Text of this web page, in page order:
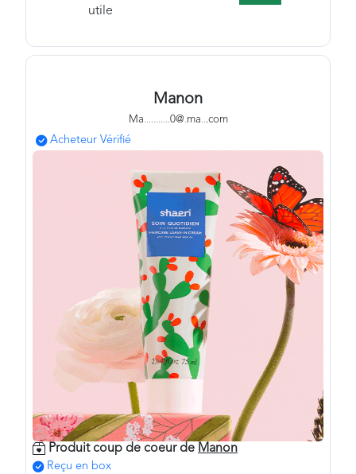
utile
Manon
Ma...........0@.ma...com
Acheteur Vérifié
Produit coup de coeur de Manon
Reçu en box